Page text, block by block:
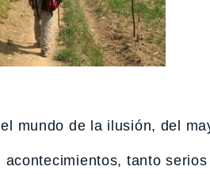
mundo de la ilusión, del
tanto